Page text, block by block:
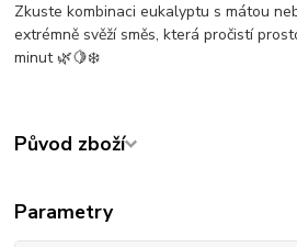
Zkuste kombinaci eukalyptu s mátou
extrémně svěží směs, která pročistí
minut 🌿🍋❄️
Původ zboží
Parametry